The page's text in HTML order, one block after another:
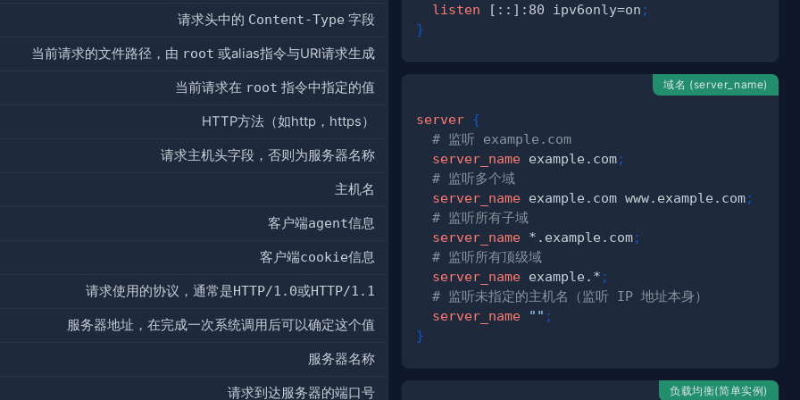
请求头中的 Content-Type 字段
当前请求的文件路径，由 root 或alias指令与URI请求生成
当前请求在 root 指令中指定的值
HTTP方法（如http，https）
请求主机头字段，否则为服务器名称
主机名
客户端agent信息
客户端cookie信息
请求使用的协议，通常是HTTP/1.0或HTTP/1.1
服务器地址，在完成一次系统调用后可以确定这个值
服务器名称
请求到达服务器的端口号
listen [::]:80 ipv6only=on ;
}
域名 (server_name)
server {
# 监听 example.com
server_name example.com;
# 监听多个域
server_name example.com www.example.com;
# 监听所有子域
server_name *.example.com;
# 监听所有顶级域
server_name example.* ;
# 监听未指定的主机名（监听 IP 地址本身）
server_name
"" ;
}
负载均衡(简单实例)